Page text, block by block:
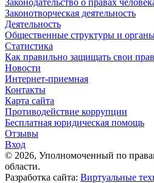
Законотворческая деятельность
Деятельность
Общественные структуры и
Статистика
Как правильно защищать свои
Новости
Интернет-приемная
Контакты
Карта сайта
Противодействие коррупции
Бесплатная юридическая помощь
Отзывы
Вход
© 2026, Уполномоченный по
области.
Разработка сайта: Виртуальные